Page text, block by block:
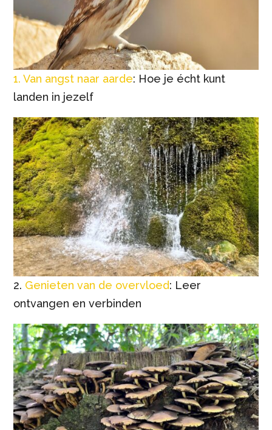
1. Van angst naar aarde: Hoe je écht kunt
landen in jezelf
2. Genieten van de overvloed: Leer
ontvangen en verbinden